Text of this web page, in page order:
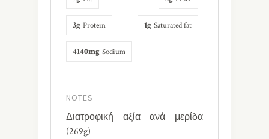
3g Protein 1g Saturated fat
4140mg Sodium
NOTES
Διατροφική αξία ανά μερίδα
(269g)